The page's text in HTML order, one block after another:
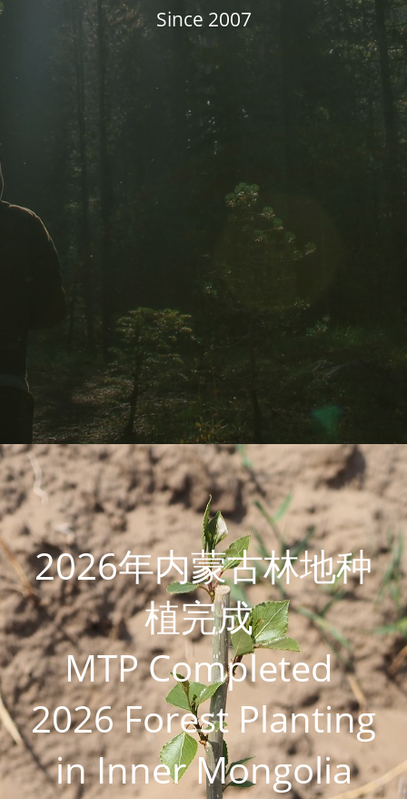
Since 2007
2026年内蒙古林地种
植完成
MTP Completed
2026 Forest Planting
in Inner Mongolia